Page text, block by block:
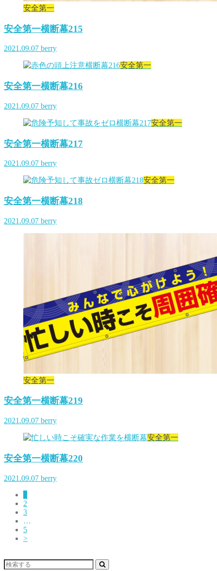
安全第一
安全第一横断幕215
2021.09.07 berry
安全第一
安全第一横断幕216
2021.09.07 berry
安全第一
安全第一横断幕217
2021.09.07 berry
安全第一
安全第一横断幕218
2021.09.07 berry
安全第一
安全第一横断幕219
2021.09.07 berry
安全第一
安全第一横断幕220
2021.09.07 berry
2
3
…
5
>